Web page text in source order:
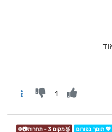
1
💖 תומך בפורום 🥉מקום 3 - תחרות📷❄️